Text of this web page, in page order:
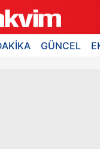
GÜNCEL